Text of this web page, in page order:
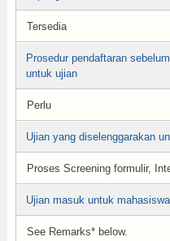
Tersedia
Prosedur pendaftaran
untuk ujian
Perlu
Ujian yang diselenggarakan
Proses Screening formulir,
Ujian masuk untuk
See Remarks* below.